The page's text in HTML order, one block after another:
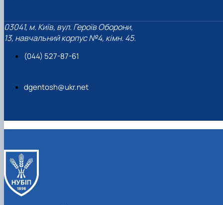
03041, м. Київ, вул. Героїв Оборони,
13, навчальний корпус №4, кімн. 45.
(044) 527-87-61
dgentosh@ukr.net